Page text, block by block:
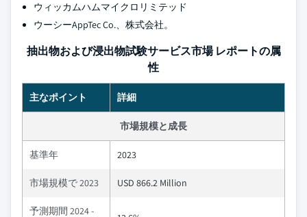
ウィッカムハムマイクロリミテッド
ウーシーAppTec Co.、株式会社。
抽出物および浸出物試験サービス市場 レポートの属
性
主なポイント 詳細
市場規模と成長
基準年 2023
市場規模で 2023 USD 866.2 Million
予測期間 2024 -